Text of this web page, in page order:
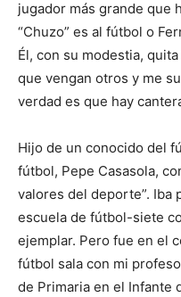
jugador más grande que
“Chuzo” es al fútbol o
Él, con su modestia,
que vengan otros y me
verdad es que hay
Hijo de un conocido del
fútbol, Pepe Casasola,
valores del deporte”. Iba
escuela de fútbol-siete
ejemplar. Pero fue en el
fútbol sala con mi
de Primaria en el Infante